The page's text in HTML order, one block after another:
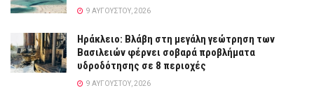
9 ΑΥΓΟΎΣΤΟΥ, 2026
Ηράκλειο: Βλάβη στη μεγάλη γεώτρηση των
Βασιλειών φέρνει σοβαρά προβλήματα
υδροδότησης σε 8 περιοχές
9 ΑΥΓΟΎΣΤΟΥ, 2026